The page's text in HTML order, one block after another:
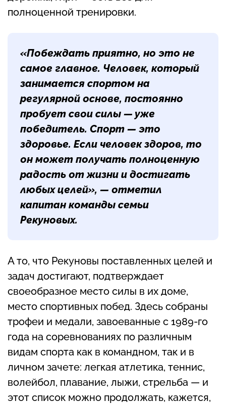
полноценной тренировки.
«Побеждать приятно, но это не
самое главное. Человек, который
занимается спортом на
регулярной основе, постоянно
пробует свои силы — уже
победитель. Спорт — это
здоровье. Если человек здоров, то
он может получать полноценную
радость от жизни и достигать
любых целей», — отметил
капитан команды семьи
Рекуновых.
А то, что Рекуновы поставленных целей и
задач достигают, подтверждает
своеобразное место силы в их доме,
место спортивных побед. Здесь собраны
трофеи и медали, завоеванные с 1989-го
года на соревнованиях по различным
видам спорта как в командном, так и в
личном зачете: легкая атлетика, теннис,
волейбол, плавание, лыжи, стрельба — и
этот список можно продолжать, кажется,